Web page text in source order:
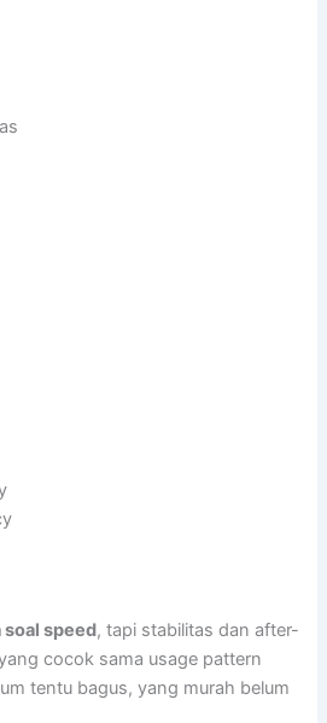
soal speed, tapi stabilitas dan after-
cocok sama usage pattern
tentu bagus, yang murah belum